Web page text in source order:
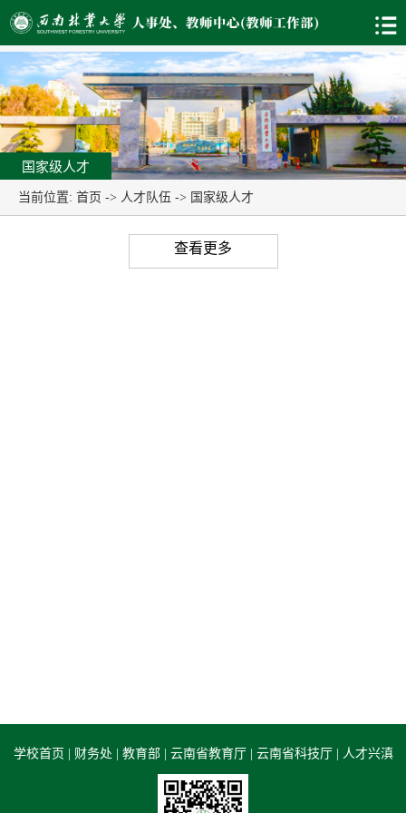
国家级人才
当前位置: 首页 -> 人才队伍 -> 国家级人才
查看更多
学校首页 财务处 教育部 云南省教育厅 云南省科技厅 人才兴滇